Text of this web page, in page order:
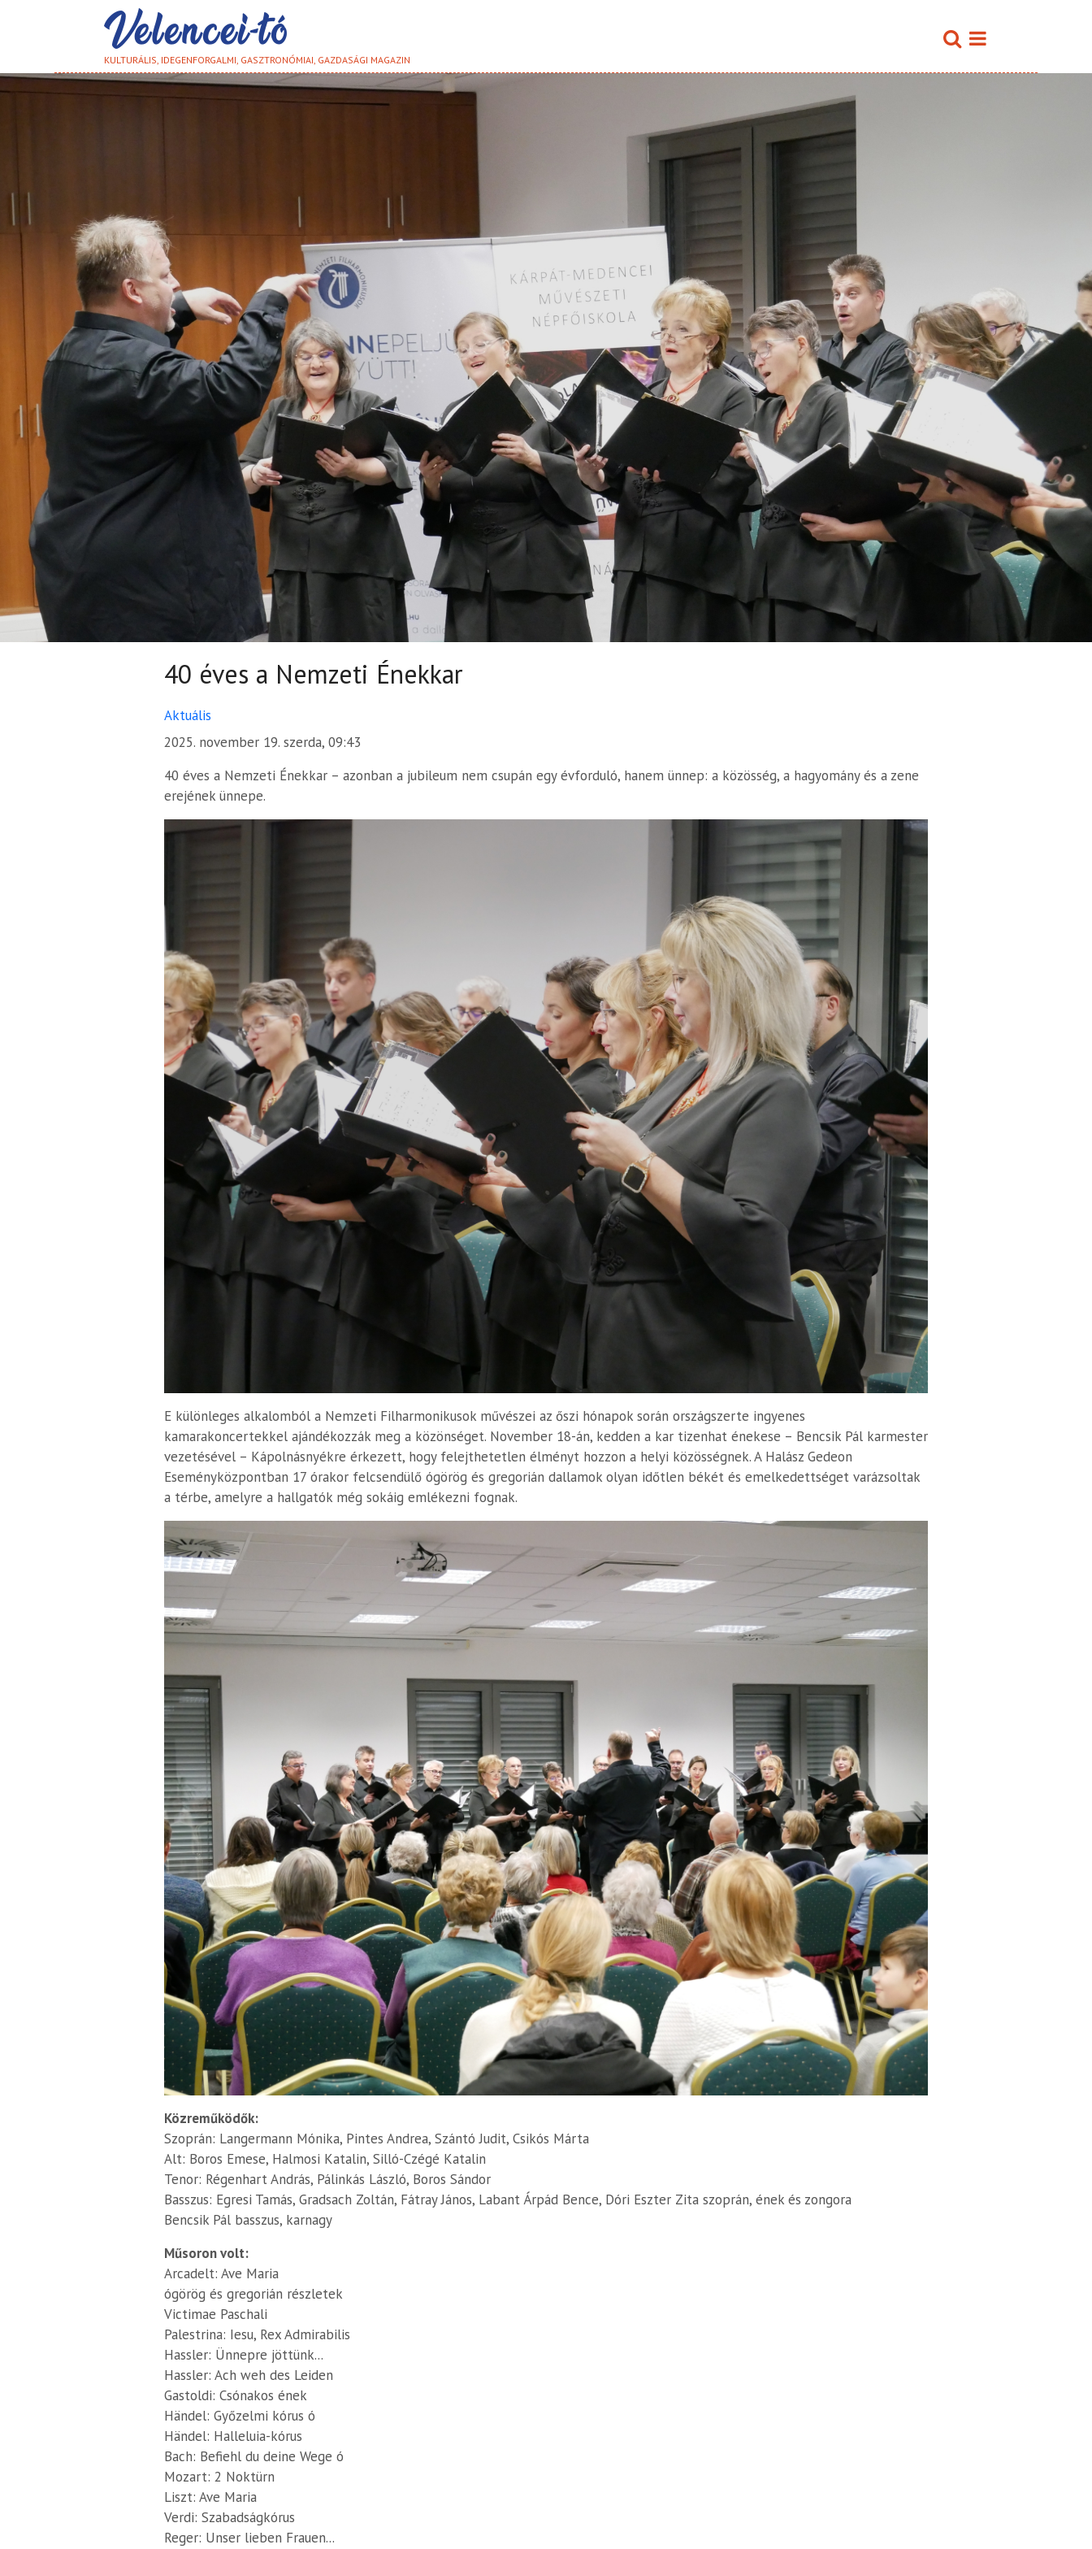
KULTURÁLIS, IDEGENFORGALMI, GASZTRONÓMIAI, GAZDASÁGI MAGAZIN
40 éves a Nemzeti Énekkar
Aktuális
2025. november 19. szerda, 09:43
40 éves a Nemzeti Énekkar – azonban a jubileum nem csupán egy évforduló, hanem ünnep: a közösség, a hagyomány és a zene
erejének ünnepe.
E különleges alkalomból a Nemzeti Filharmonikusok művészei az őszi hónapok során országszerte ingyenes
kamarakoncertekkel ajándékozzák meg a közönséget. November 18-án, kedden a kar tizenhat énekese – Bencsik Pál karmester
vezetésével – Kápolnásnyékre érkezett, hogy felejthetetlen élményt hozzon a helyi közösségnek. A Halász Gedeon
Eseményközpontban 17 órakor felcsendülő ógörög és gregorián dallamok olyan időtlen békét és emelkedettséget varázsoltak
a térbe, amelyre a hallgatók még sokáig emlékezni fognak.
Közreműködők:
Szoprán: Langermann Mónika, Pintes Andrea, Szántó Judit, Csikós Márta
Alt: Boros Emese, Halmosi Katalin, Silló-Czégé Katalin
Tenor: Régenhart András, Pálinkás László, Boros Sándor
Basszus: Egresi Tamás, Gradsach Zoltán, Fátray János, Labant Árpád Bence, Dóri Eszter Zita szoprán, ének és zongora
Bencsik Pál basszus, karnagy
Műsoron volt:
Arcadelt: Ave Maria
ógörög és gregorián részletek
Victimae Paschali
Palestrina: Iesu, Rex Admirabilis
Hassler: Ünnepre jöttünk...
Hassler: Ach weh des Leiden
Gastoldi: Csónakos ének
Händel: Győzelmi kórus ó
Händel: Halleluia-kórus
Bach: Befiehl du deine Wege ó
Mozart: 2 Noktürn
Liszt: Ave Maria
Verdi: Szabadságkórus
Reger: Unser lieben Frauen...